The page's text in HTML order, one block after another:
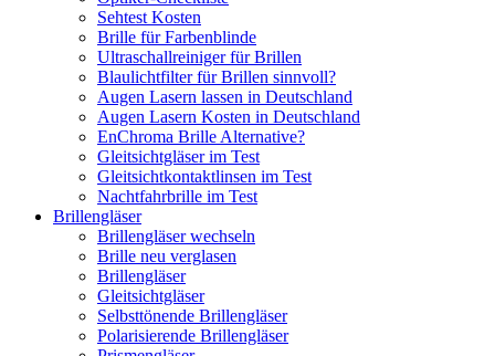
Sehtest Kosten
Brille für Farbenblinde
Ultraschallreiniger für Brillen
Blaulichtfilter für Brillen sinnvoll?
Augen Lasern lassen in Deutschland
Augen Lasern Kosten in Deutschland
EnChroma Brille Alternative?
Gleitsichtgläser im Test
Gleitsichtkontaktlinsen im Test
Nachtfahrbrille im Test
Brillengläser
Brillengläser wechseln
Brille neu verglasen
Brillengläser
Gleitsichtgläser
Selbsttönende Brillengläser
Polarisierende Brillengläser